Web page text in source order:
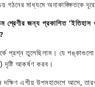
মাধ্যমে অনাকাঙ্ক্ষিতকে
জন্য প্রকাশিত
প্রশ্ন তুলেছিলাম। যে
দৃষ্টি আকর্ষণ করব।
এশীয় উপমহাদেশে আসে,